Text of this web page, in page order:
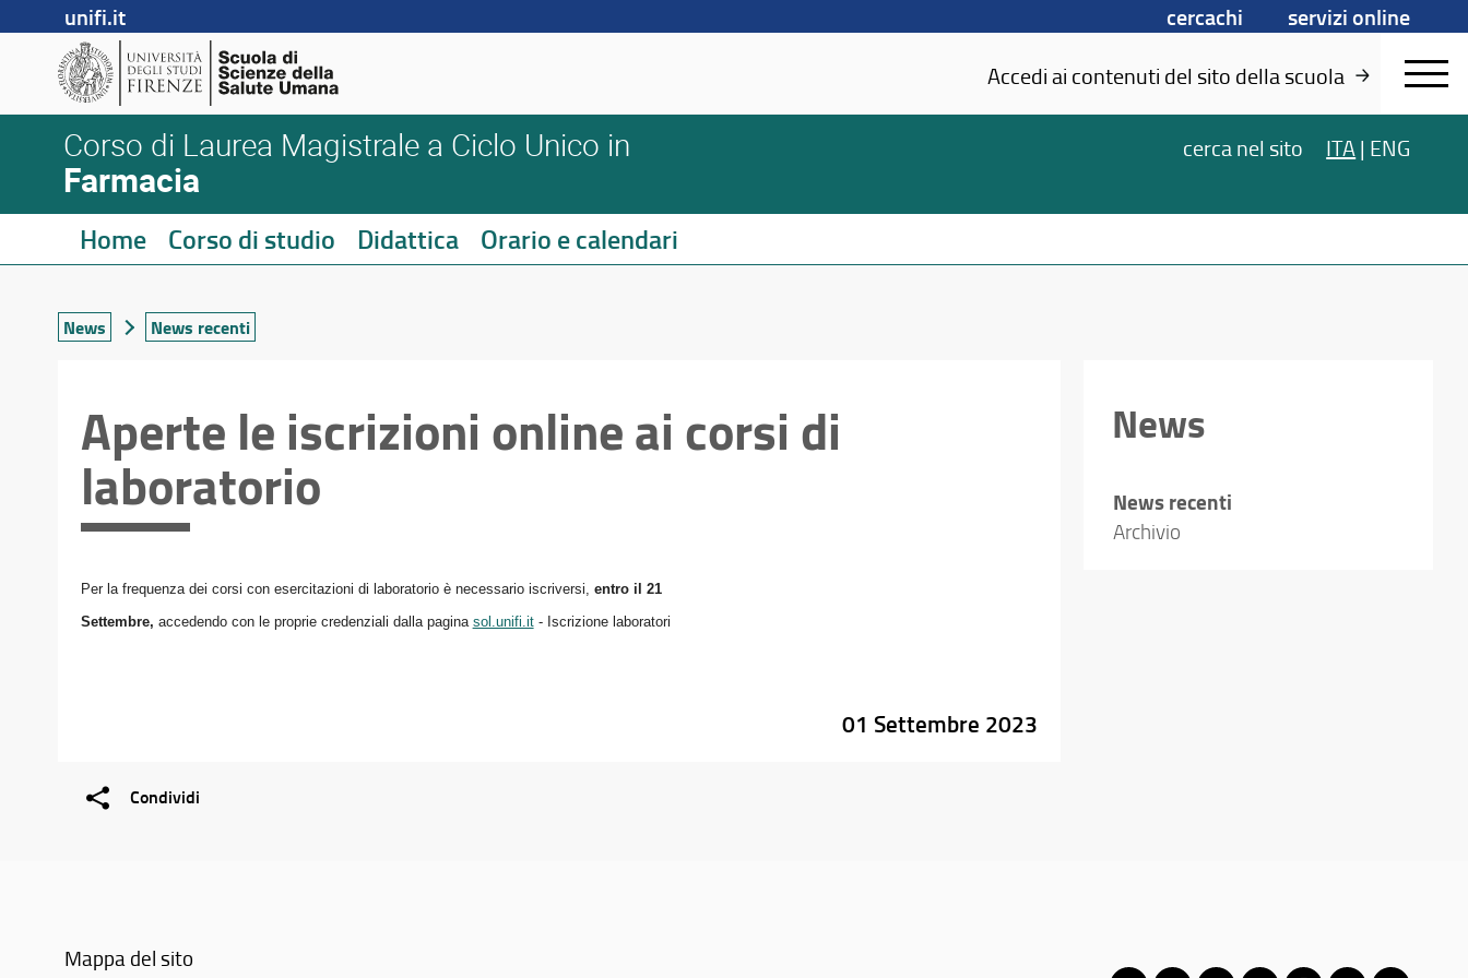
unifi.it cercachi
servizi online
Accedi ai contenuti del sito della scuola
Corso di Laurea Magistrale a Ciclo Unico in
Farmacia
cerca nel sito ITA | ENG
Home Corso di studio Didattica Orario e calendari
News News recenti
Aperte le iscrizioni online ai corsi di
laboratorio
Per la frequenza dei corsi con esercitazioni di laboratorio è necessario iscriversi, entro il 21
Settembre, accedendo con le proprie credenziali dalla pagina sol.unifi.it- Iscrizione laboratori
01 Settembre 2023
Condividi
News
News recenti
Archivio
Mappa del sito